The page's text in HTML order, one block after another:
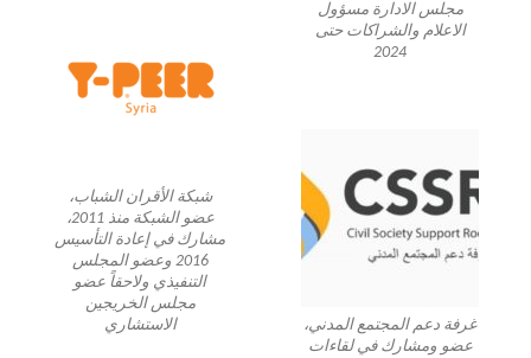
مجلس الادارة مسؤول
الاعلام والشراكات حتى
2024
شبكة الأقران الشباب،
عضو الشبكة منذ 2011،
مشارك في إعادة التأسيس
2016 وعضو المجلس
التنفيذي ولاحقاً عضو
مجلس الخريجين
الاستشاري
غرفة دعم المجتمع المدني،
عضو ومشارك في لقاءات